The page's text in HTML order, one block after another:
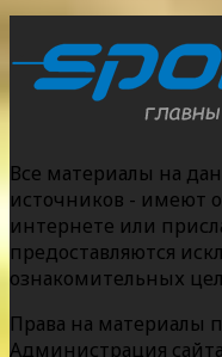
Все материалы на
источников - имеют
интернете или
предоставляются
ознакомительных
Права на материалы
Администрация